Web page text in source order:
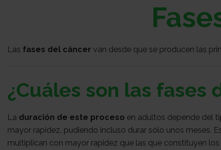
Las fases del cáncer van desde que se producen las
¿Cuáles son las fases
La duración de este proceso en adultos depende del
mayor rapidez, pudiendo incluso durar sólo unos meses.
multiplican con mayor rapidez que las que constituyen